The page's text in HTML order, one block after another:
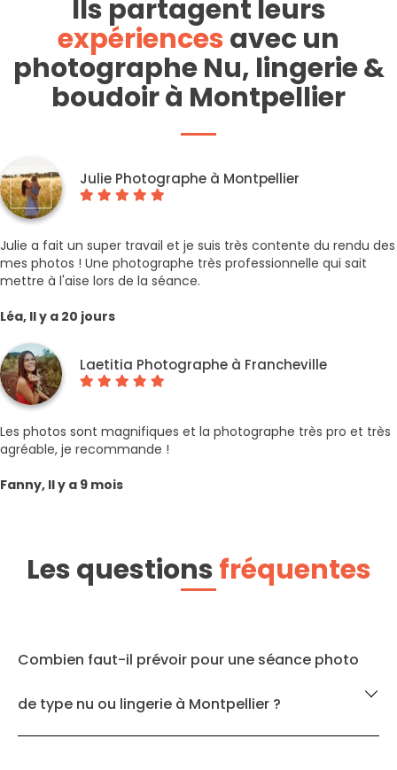
Ils partagent leurs
expériencesavec un
photographe Nu, lingerie &
boudoir à Montpellier
Julie Photographe à Montpellier
Julie a fait un super travail et je suis très contente du rendu des
mes photos ! Une photographe très professionnelle qui sait
mettre à l'aise lors de la séance.
Léa, Il y a 20 jours
Laetitia Photographe à Francheville
Les photos sont magnifiques et la photographe très pro et très
agréable, je recommande !
Fanny, Il y a 9 mois
Les questionsfréquentes
Combien faut-il prévoir pour une séance photo
de type nu ou lingerie à Montpellier ?